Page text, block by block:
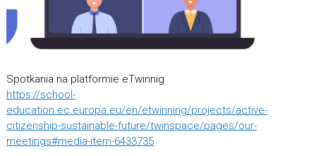
Spotkania na platformie eTwinnig
https://school-
education.ec.europa.eu/en/etwinning/projects/active-
citizenship-sustainable-future/twinspace/pages/our-
meetings#media-item-6433735